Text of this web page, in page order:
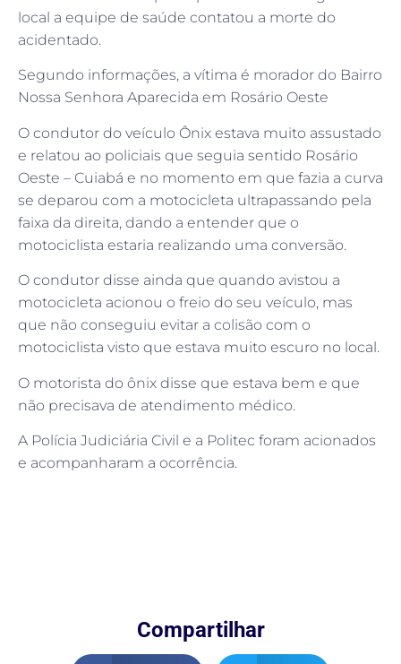
local a equipe de saúde contatou a morte do
acidentado.
Segundo informações, a vítima é morador do Bairro
Nossa Senhora Aparecida em Rosário Oeste
O condutor do veículo Ônix estava muito assustado
e relatou ao policiais que seguia sentido Rosário
Oeste – Cuiabá e no momento em que fazia a curva
se deparou com a motocicleta ultrapassando pela
faixa da direita, dando a entender que o
motociclista estaria realizando uma conversão.
O condutor disse ainda que quando avistou a
motocicleta acionou o freio do seu veículo, mas
que não conseguiu evitar a colisão com o
motociclista visto que estava muito escuro no local.
O motorista do ônix disse que estava bem e que
não precisava de atendimento médico.
A Polícia Judiciária Civil e a Politec foram acionados
e acompanharam a ocorrência.
Compartilhar